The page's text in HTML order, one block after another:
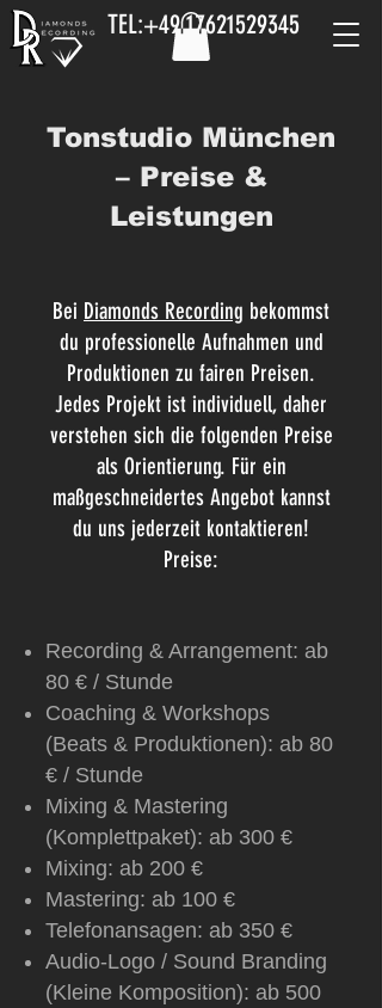
TEL:+49 17621529345
Tonstudio München
– Preise &
Leistungen
Bei Diamonds Recording bekommst
du professionelle Aufnahmen und
Produktionen zu fairen Preisen.
Jedes Projekt ist individuell, daher
verstehen sich die folgenden Preise
als Orientierung. Für ein
maßgeschneidertes Angebot kannst
du uns jederzeit kontaktieren!
Preise:
Recording & Arrangement: ab
80 € / Stunde
Coaching & Workshops
(Beats & Produktionen): ab 80
€ / Stunde
Mixing & Mastering
(Komplettpaket): ab 300 €
Mixing: ab 200 €
Mastering: ab 100 €
Telefonansagen: ab 350 €
Audio-Logo / Sound Branding
(Kleine Komposition): ab 500